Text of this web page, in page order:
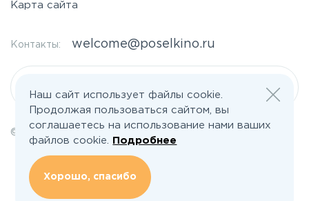
Карта сайта
Контакты: welcome@poselkino.ru
© 2026 Все права защищены | poselkino.ru
ИП Маслов Дмитрий Валерьевич
ИНН 503406273833
+79647266008
142613, Московская область, Орехово-Зуево, ул. Северная, д.14, кв.145
Наш сайт использует файлы cookie.
Продолжая пользоваться сайтом, вы
соглашаетесь на использование нами ваших
файлов cookie.
Подробнее
Хорошо, спасибо